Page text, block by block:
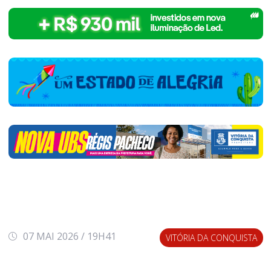
07 MAI 2026 / 19H41 VITÓRIA DA CONQUISTA